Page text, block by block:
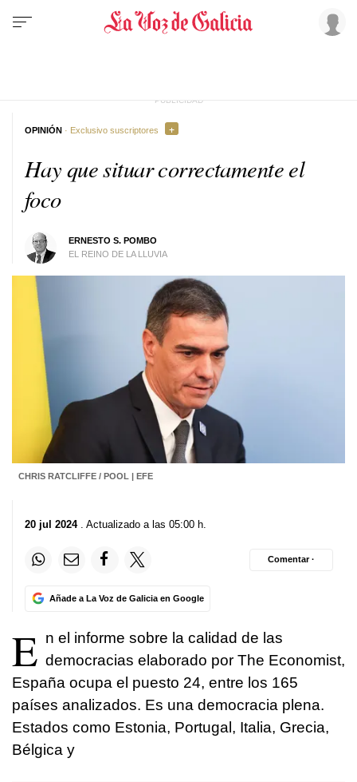
Hay que situar correctamente el
foco
ERNESTO S. POMBO
EL REINO DE LA LLUVIA
OPINIÓN · Exclusivo suscriptores
CHRIS RATCLIFFE / POOL | EFE
20 jul 2024. Actualizado a las 05:00 h.
Añade a La Voz de Galicia en Google
Comentar ·
E n el informe sobre la calidad de las
democracias elaborado por The Economist,
España ocupa el puesto 24, entre los 165
países analizados. Es una democracia plena.
Estados como Estonia, Portugal, Italia, Grecia,
Bélgica y